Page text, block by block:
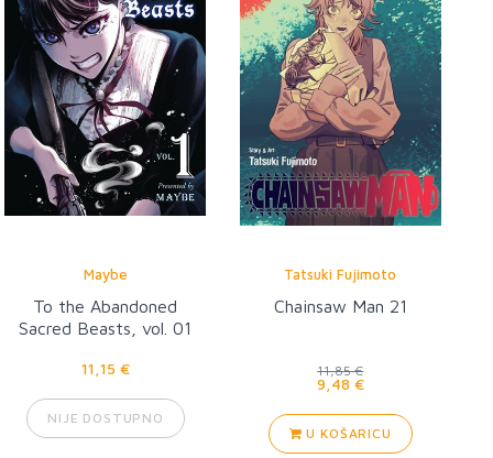
Maybe
To the Abandoned
Sacred Beasts, vol. 01
11,15 €
NIJE DOSTUPNO
Tatsuki Fujimoto
Chainsaw Man 21
11,85 €
9,48 €
U KOŠARICU